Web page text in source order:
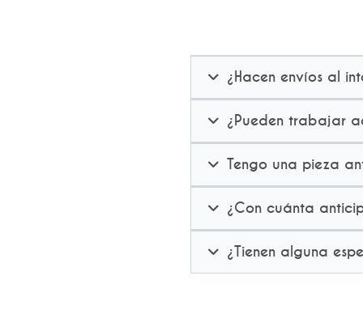
¿Hacen envíos al
¿Pueden trabajar
Tengo una pieza
¿Con cuánta
¿Tienen alguna